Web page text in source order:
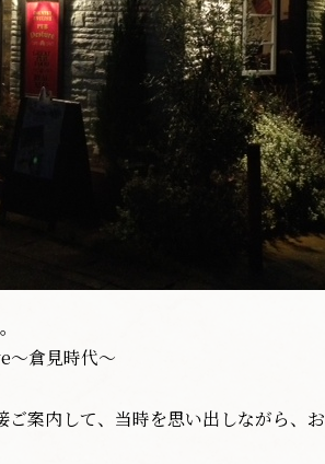
〜倉見時代〜
案内して、当時を思い出しながら、